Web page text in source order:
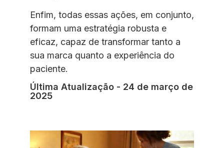
Enfim, todas essas ações, em conjunto,
formam uma estratégia robusta e
eficaz, capaz de transformar tanto a
sua marca quanto a experiência do
paciente.
Última Atualização - 24 de março de
2025